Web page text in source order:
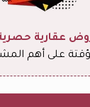
عقارية
على أهم